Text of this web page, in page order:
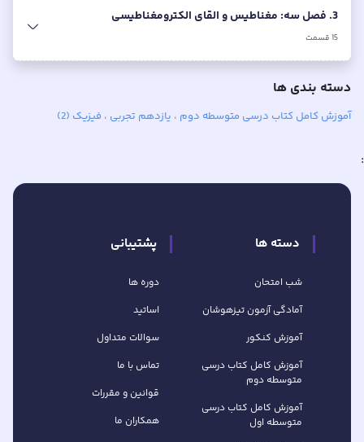
3. فصل سه: مغناطیس و القای الکترومغناطیسی
15قسمت
دسته بندی ها
آموزش کامل کتاب‌ درسی متوسطه دوم ، یازدهم تجربی ، فیزیک (2)
:
دسته ها
شب امتحان
آمادگی آزمون تیزهوشان
آموزش کنکور
آموزش کامل کتاب‌ درسی
متوسطه دوم
آموزش کامل کتاب‌ درسی
متوسطه اول
پشتیبانی
دوره ها
اساتید
سوالات متداول
تماس با ما
قوانین و مقررات
همکاران ما